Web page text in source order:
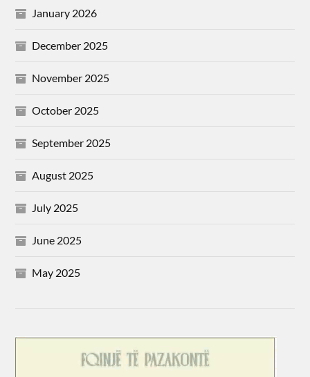
January 2026
December 2025
November 2025
October 2025
September 2025
August 2025
July 2025
June 2025
May 2025